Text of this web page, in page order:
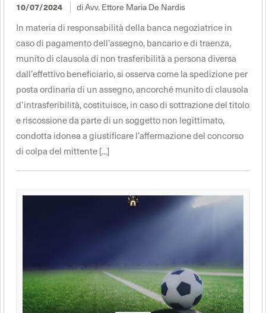
10/07/2024 di Avv. Ettore Maria De Nardis
In materia di responsabilità della banca negoziatrice in
caso di pagamento dell’assegno, bancario e di traenza,
munito di clausola di non trasferibilità a persona diversa
dall’effettivo beneficiario, si osserva come la spedizione per
posta ordinaria di un assegno, ancorché munito di clausola
d’intrasferibilità, costituisce, in caso di sottrazione del titolo
e riscossione da parte di un soggetto non legittimato,
condotta idonea a giustificare l’affermazione del concorso
di colpa del mittente [...]